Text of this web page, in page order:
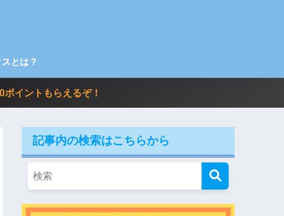
とは？
イントもらえるぞ！
記事内の検索はこちらから